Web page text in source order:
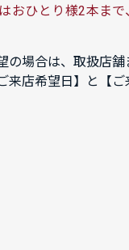
おひとり様2本ま
の場合は、取扱店舗
来店希望日】と【